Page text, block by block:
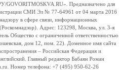
Предназначено для
СМИ Эл № 77-64961 от 04 марта 2016
в сфере связи, информационных
Адрес: 123298, Москва, ул. 3-я
Общество с ограниченной ответственностью
дом 12, пом. 22). Доменное имя сайта
– Российская Федерация и
Главный редактор Бабаян Роман
Номер телефона: +7 (495) 950-62-26